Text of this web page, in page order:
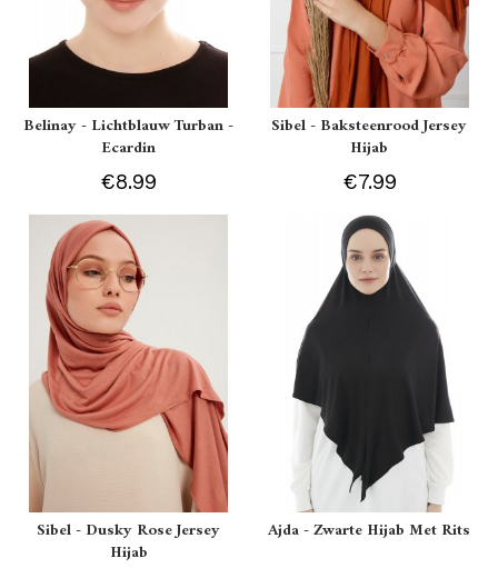
Belinay - Lichtblauw Turban -
Ecardin
€8.99
Sibel - Baksteenrood Jersey
Hijab
€7.99
Sibel - Dusky Rose Jersey
Hijab
Ajda - Zwarte Hijab Met Rits